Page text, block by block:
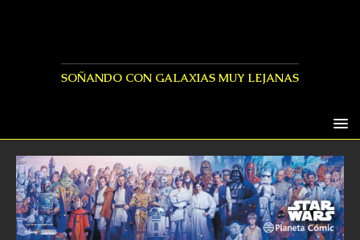
SOÑANDO CON GALAXIAS MUY LEJANAS